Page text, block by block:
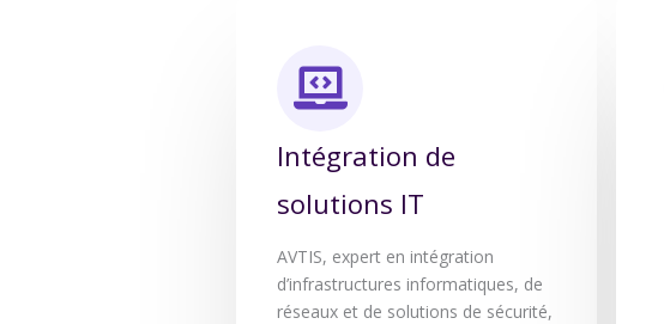
Intégration de
solutions IT
AVTIS, expert en intégration
d’infrastructures informatiques, de
réseaux et de solutions de sécurité,